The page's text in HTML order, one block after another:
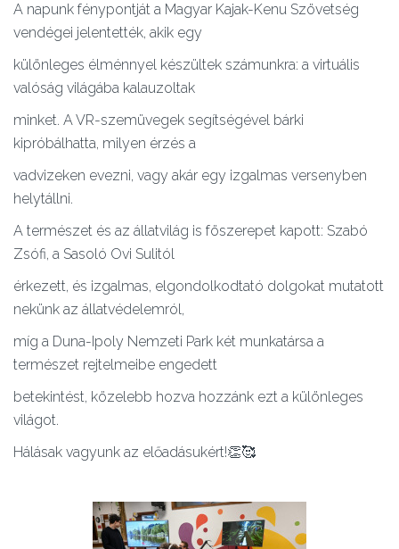
A napunk fénypontját a Magyar Kajak-Kenu Szövetség
vendégei jelentették, akik egy
különleges élménnyel készültek számunkra: a virtuális
valóság világába kalauzoltak
minket. A VR-szemüvegek segítségével bárki
kipróbálhatta, milyen érzés a
vadvizeken evezni, vagy akár egy izgalmas versenyben
helytállni.
A természet és az állatvilág is föszerepet kapott: Szabó
Zsófi, a Sasoló Ovi Sulitól
érkezett, és izgalmas, elgondolkodtató dolgokat mutatott
nekünk az állatvédelemról,
míg a Duna-Ipoly Nemzeti Park két munkatársa a
természet rejtelmeibe engedett
betekintést, közelebb hozva hozzánk ezt a különleges
világot.
Hálásak vagyunk az előadásukért!👏🥰